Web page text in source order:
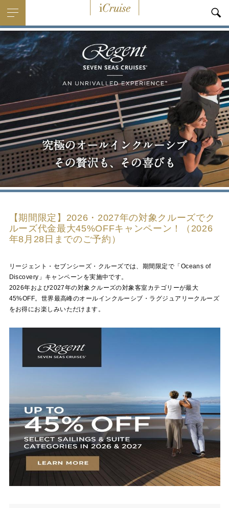
【期間限定】2026・2027年の対象クルーズでク
ルーズ代金最大45%OFFキャンペーン！（2026
年8月28日までのご予約）
リージェント・セブンシーズ・クルーズでは、期間限定で「Oceans of
Discovery」キャンペーンを実施中です。
2026年および2027年の対象クルーズの対象客室カテゴリーが最大
45%OFF。世界最高峰のオールインクルーシブ・ラグジュアリークルーズ
をお得にお楽しみいただけます。